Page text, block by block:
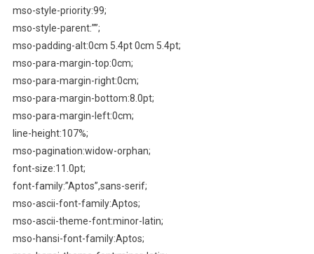
mso-style-priority:99;
mso-style-parent:””;
mso-padding-alt:0cm 5.4pt 0cm 5.4pt;
mso-para-margin-top:0cm;
mso-para-margin-right:0cm;
mso-para-margin-bottom:8.0pt;
mso-para-margin-left:0cm;
line-height:107%;
mso-pagination:widow-orphan;
font-size:11.0pt;
font-family:”Aptos”,sans-serif;
mso-ascii-font-family:Aptos;
mso-ascii-theme-font:minor-latin;
mso-hansi-font-family:Aptos;